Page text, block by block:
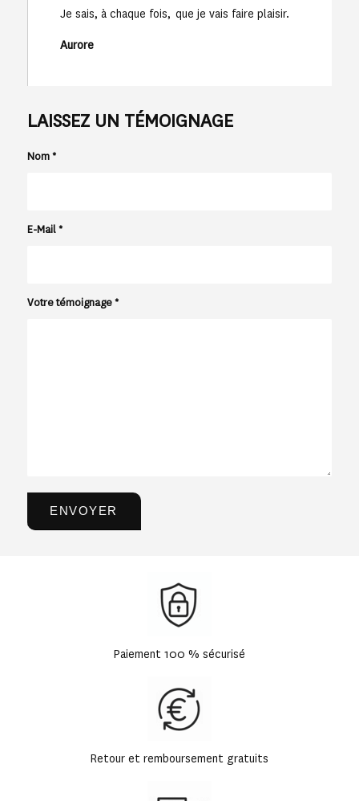
Je sais, à chaque fois, que je vais faire plaisir.
Aurore
LAISSEZ UN TÉMOIGNAGE
Nom*
E-Mail*
Votre témoignage*
Paiement 100 % sécurisé
Retour et remboursement gratuits